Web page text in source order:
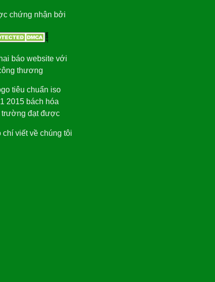
chứng nhận bởi
chí viết về chúng tôi